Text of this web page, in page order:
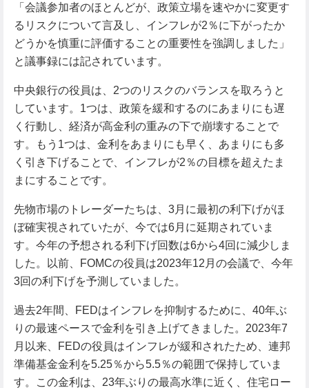
「会議参加者のほとんどが、政策立場を速やかに変更す
るリスクについて言及し、インフレが2％に下がったか
どうかを慎重に評価することの重要性を強調しました」
と議事録には記されています。
中央銀行の役員は、2つのリスクのバランスを取ろうと
しています。1つは、政策を緩和するのにあまりにも遅
く行動し、経済が高金利の重みの下で崩壊することで
す。もう1つは、金利をあまりにも早く、あまりにも多
く引き下げることで、インフレが2％の目標を超えたま
まにすることです。
先物市場のトレーダーたちは、3月に最初の利下げがほ
ぼ確実視されていたが、今では6月に延期されていま
す。今年の予想される利下げ回数は6から4回に減少しま
した。以前、FOMCの役員は2023年12月の会議で、今年
3回の利下げを予測していました。
過去2年間、FEDはインフレを抑制するために、40年ぶ
りの最速ペースで金利を引き上げてきました。2023年7
月以来、FEDの役員はインフレが緩和されたため、連邦
準備基金金利を5.25％から5.5％の範囲で保持していま
す。この金利は、23年ぶりの最高水準に近く、住宅ロー